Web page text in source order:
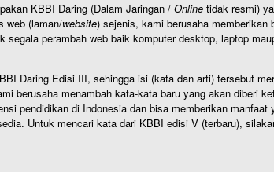
KBBI Daring (Dalam Jaringan / Online tidak resmi)
web (laman/website) sejenis, kami berusaha memberikan
perambah web baik komputer desktop, laptop
Daring Edisi III, sehingga isi (kata dan arti) tersebut
berusaha menambah kata-kata baru yang akan diberi
pendidikan di Indonesia dan bisa memberikan
Untuk mencari kata dari KBBI edisi V (terbaru),